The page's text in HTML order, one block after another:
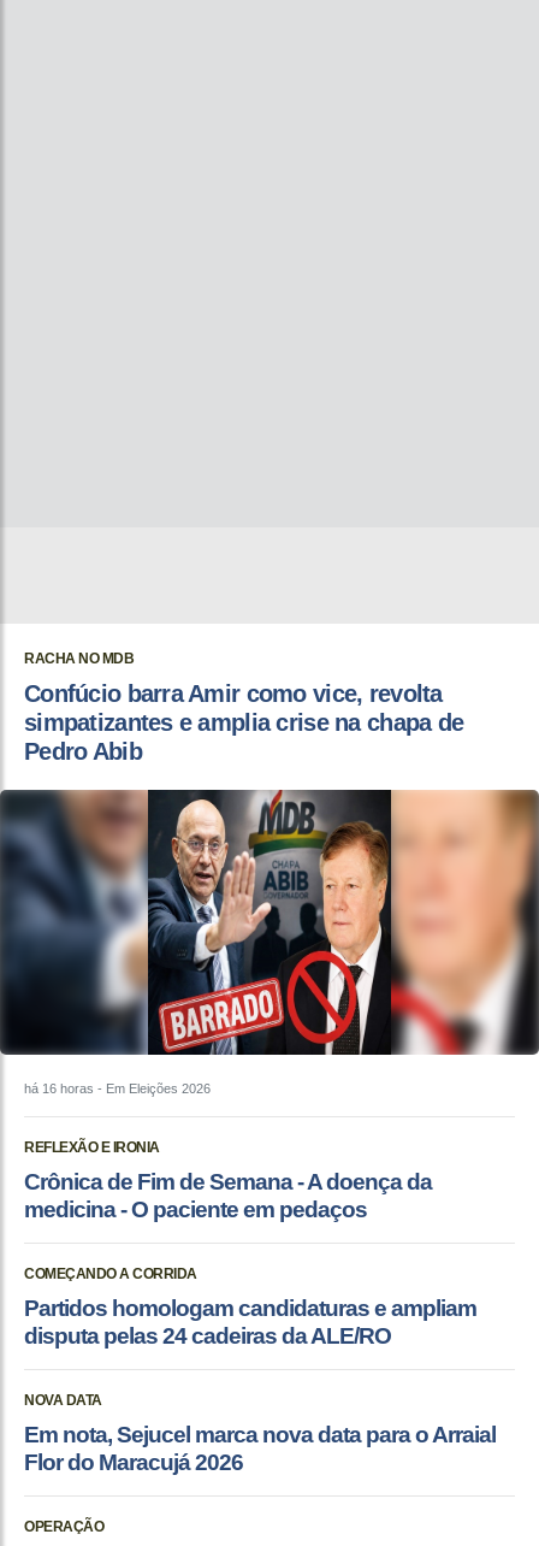
RACHA NO MDB
Confúcio barra Amir como vice, revolta
simpatizantes e amplia crise na chapa de
Pedro Abib
há 16 horas - Em Eleições 2026
REFLEXÃO E IRONIA
Crônica de Fim de Semana - A doença da
medicina - O paciente em pedaços
COMEÇANDO A CORRIDA
Partidos homologam candidaturas e ampliam
disputa pelas 24 cadeiras da ALE/RO
NOVA DATA
Em nota, Sejucel marca nova data para o Arraial
Flor do Maracujá 2026
OPERAÇÃO